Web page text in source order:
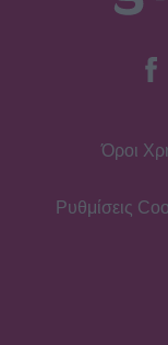
Όροι
Ρυθμίσεις